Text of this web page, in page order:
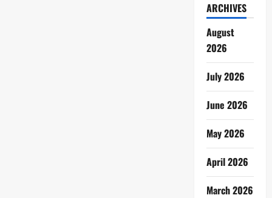
ARCHIVES
August
2026
July 2026
June 2026
May 2026
April 2026
March 2026